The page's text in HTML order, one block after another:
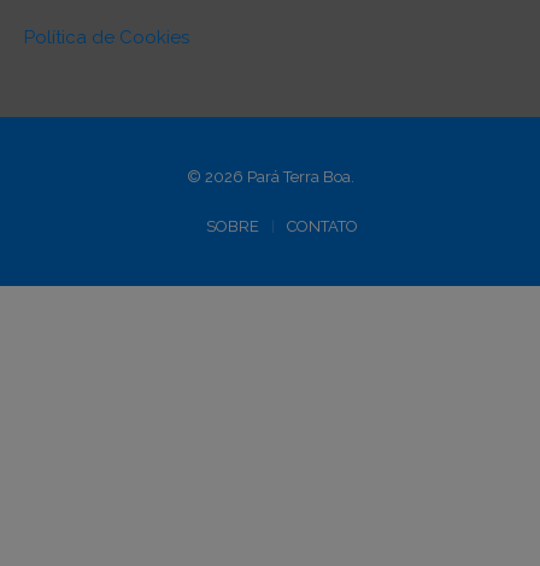
Política de Cookies
© 2026 Pará Terra Boa.
SOBRE CONTATO